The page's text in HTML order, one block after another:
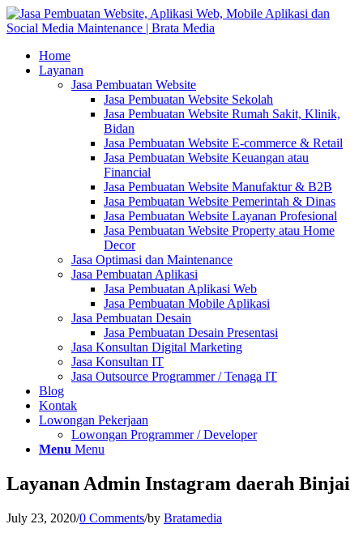
Home
Layanan
Jasa Pembuatan Website
Jasa Pembuatan Website Sekolah
Jasa Pembuatan Website Rumah Sakit, Klinik,
Bidan
Jasa Pembuatan Website E-commerce & Retail
Jasa Pembuatan Website Keuangan atau
Financial
Jasa Pembuatan Website Manufaktur & B2B
Jasa Pembuatan Website Pemerintah & Dinas
Jasa Pembuatan Website Layanan Profesional
Jasa Pembuatan Website Property atau Home
Decor
Jasa Optimasi dan Maintenance
Jasa Pembuatan Aplikasi
Jasa Pembuatan Aplikasi Web
Jasa Pembuatan Mobile Aplikasi
Jasa Pembuatan Desain
Jasa Pembuatan Desain Presentasi
Jasa Konsultan Digital Marketing
Jasa Konsultan IT
Jasa Outsource Programmer / Tenaga IT
Blog
Kontak
Lowongan Pekerjaan
Lowongan Programmer / Developer
Menu Menu
Layanan Admin Instagram daerah Binjai
July 23, 2020/0 Comments/by Bratamedia